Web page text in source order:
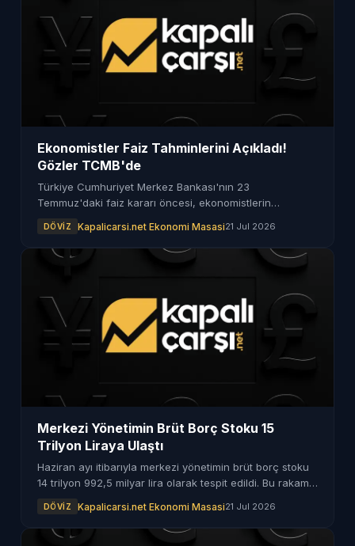
Ekonomistler Faiz Tahminlerini Açıkladı!
Gözler TCMB'de
Türkiye Cumhuriyet Merkez Bankası'nın 23
Temmuz'daki faiz kararı öncesi, ekonomistlerin
DÖVIZ Kapalicarsi.net Ekonomi Masasi21 Jul 2026
Merkezi Yönetimin Brüt Borç Stoku 15
Trilyon Liraya Ulaştı
Haziran ayı itibarıyla merkezi yönetimin brüt borç stoku
14 trilyon 992,5 milyar lira olarak tespit edildi. Bu rakam,
DÖVIZ Kapalicarsi.net Ekonomi Masasi21 Jul 2026